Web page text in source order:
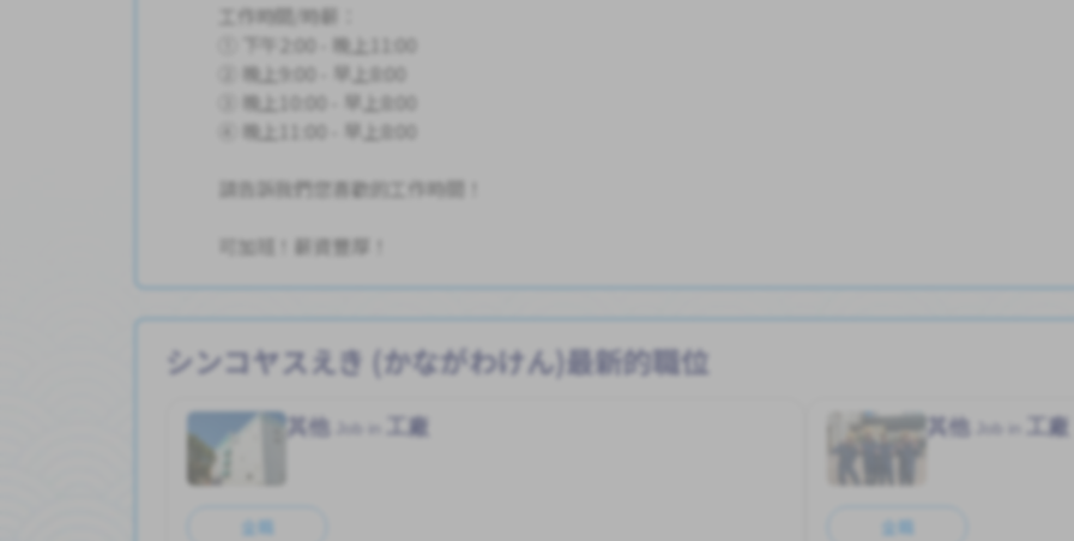
工作時間/時薪：
① 下午2:00 - 晚上11:00
② 晚上9:00 - 早上8:00
③ 晚上10:00 - 早上8:00
④ 晚上11:00 - 早上8:00
請告訴我們您喜歡的工作時間！
可加班！薪資豐厚！
シンコヤスえき (かながわけん)最新的職位
全職 全職